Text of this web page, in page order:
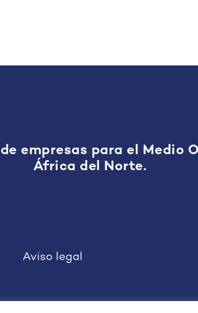
empresas para el Medio
África del Norte.
Aviso legal